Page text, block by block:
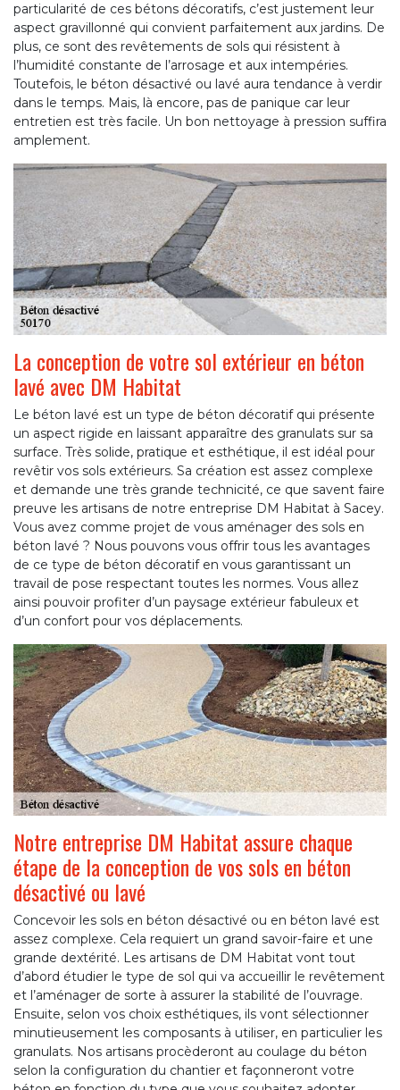
particularité de ces bétons décoratifs, c’est justement leur
aspect gravillonné qui convient parfaitement aux jardins. De
plus, ce sont des revêtements de sols qui résistent à
l’humidité constante de l’arrosage et aux intempéries.
Toutefois, le béton désactivé ou lavé aura tendance à verdir
dans le temps. Mais, là encore, pas de panique car leur
entretien est très facile. Un bon nettoyage à pression suffira
amplement.
La conception de votre sol extérieur en béton
lavé avec DM Habitat
Le béton lavé est un type de béton décoratif qui présente
un aspect rigide en laissant apparaître des granulats sur sa
surface. Très solide, pratique et esthétique, il est idéal pour
revêtir vos sols extérieurs. Sa création est assez complexe
et demande une très grande technicité, ce que savent faire
preuve les artisans de notre entreprise DM Habitat à Sacey.
Vous avez comme projet de vous aménager des sols en
béton lavé ? Nous pouvons vous offrir tous les avantages
de ce type de béton décoratif en vous garantissant un
travail de pose respectant toutes les normes. Vous allez
ainsi pouvoir profiter d’un paysage extérieur fabuleux et
d’un confort pour vos déplacements.
Notre entreprise DM Habitat assure chaque
étape de la conception de vos sols en béton
désactivé ou lavé
Concevoir les sols en béton désactivé ou en béton lavé est
assez complexe. Cela requiert un grand savoir-faire et une
grande dextérité. Les artisans de DM Habitat vont tout
d’abord étudier le type de sol qui va accueillir le revêtement
et l’aménager de sorte à assurer la stabilité de l’ouvrage.
Ensuite, selon vos choix esthétiques, ils vont sélectionner
minutieusement les composants à utiliser, en particulier les
granulats. Nos artisans procèderont au coulage du béton
selon la configuration du chantier et façonneront votre